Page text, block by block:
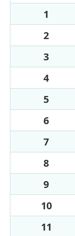
1
2
3
4
5
6
7
8
9
10
11